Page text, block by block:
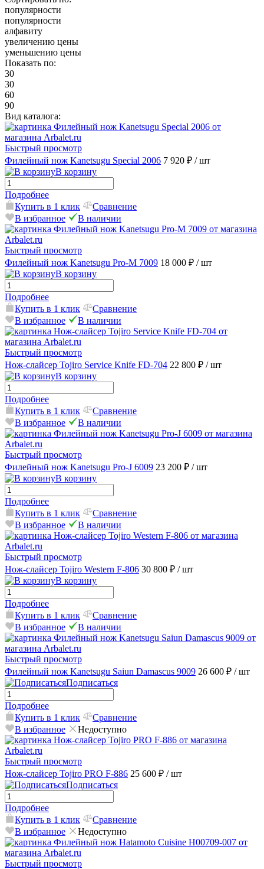
популярности
популярности
алфавиту
увеличению цены
уменьшению цены
Показать по:
30
30
60
90
Вид каталога:
Быстрый просмотр
Филейный нож Kanetsugu Special 2006 7 920 ₽ / шт
В корзину
Подробнее
Купить в 1 клик
Сравнение
В избранное
В наличии
Быстрый просмотр
Филейный нож Kanetsugu Pro-M 7009 18 000 ₽ / шт
В корзину
Подробнее
Купить в 1 клик
Сравнение
В избранное
В наличии
Быстрый просмотр
Нож-слайсер Tojiro Service Knife FD-704 22 800 ₽ / шт
В корзину
Подробнее
Купить в 1 клик
Сравнение
В избранное
В наличии
Быстрый просмотр
Филейный нож Kanetsugu Pro-J 6009 23 200 ₽ / шт
В корзину
Подробнее
Купить в 1 клик
Сравнение
В избранное
В наличии
Быстрый просмотр
Нож-слайсер Tojiro Western F-806 30 800 ₽ / шт
В корзину
Подробнее
Купить в 1 клик
Сравнение
В избранное
В наличии
Быстрый просмотр
Филейный нож Kanetsugu Saiun Damascus 9009 26 600 ₽ / шт
Подписаться
Подробнее
Купить в 1 клик
Сравнение
В избранное
Недоступно
Быстрый просмотр
Нож-слайсер Tojiro PRO F-886 25 600 ₽ / шт
Подписаться
Подробнее
Купить в 1 клик
Сравнение
В избранное
Недоступно
Быстрый просмотр